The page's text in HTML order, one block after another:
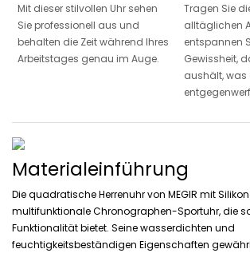
Mit dieser stilvollen Uhr sehen
Sie professionell aus und
behalten die Zeit während Ihres
Arbeitstages genau im Auge.
Tragen Sie
alltäglichen
entspannen
Gewissheit,
aushält, was
Materialeinführung
Die quadratische Herrenuhr von MEGIR mit
multifunktionale Chronographen-Sportuhr, die
Funktionalität bietet. Seine wasserdichten und
feuchtigkeitsbeständigen Eigenschaften